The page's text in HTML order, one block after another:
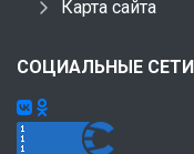
Карта сайта
СОЦИАЛЬНЫЕ СЕТИ